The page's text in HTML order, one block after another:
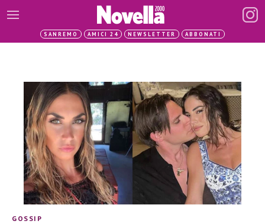
SANREMO AMICI 24 NEWSLETTER ABBONATI
GOSSIP